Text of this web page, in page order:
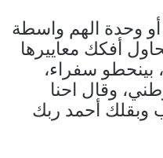
وحدة الهم واسطة
أفكك معاييرها
بينحطو سفراء،
وقال احنا
وبقلك أحمد ربك